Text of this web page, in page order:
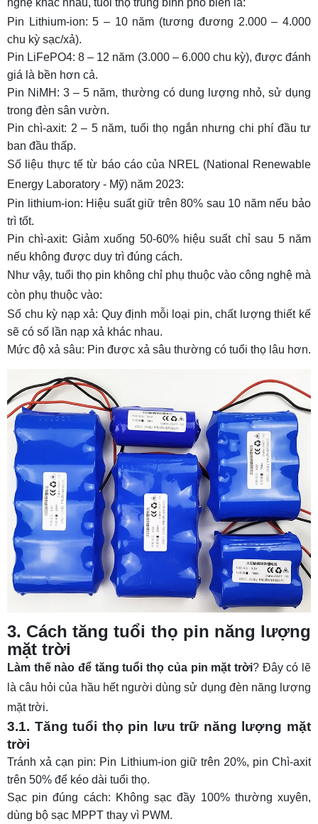
nghệ khác nhau, tuổi thọ trung bình phổ biến là:
Pin Lithium-ion: 5 – 10 năm (tương đương 2.000 – 4.000
chu kỳ sạc/xả).
Pin LiFePO4: 8 – 12 năm (3.000 – 6.000 chu kỳ), được đánh
giá là bền hơn cả.
Pin NiMH: 3 – 5 năm, thường có dung lượng nhỏ, sử dụng
trong đèn sân vườn.
Pin chì-axit: 2 – 5 năm, tuổi thọ ngắn nhưng chi phí đầu tư
ban đầu thấp.
Số liệu thực tế từ báo cáo của NREL (National Renewable
Energy Laboratory - Mỹ) năm 2023:
Pin lithium-ion: Hiệu suất giữ trên 80% sau 10 năm nếu bảo
trì tốt.
Pin chì-axit: Giảm xuống 50-60% hiệu suất chỉ sau 5 năm
nếu không được duy trì đúng cách.
Như vậy, tuổi thọ pin không chỉ phụ thuộc vào công nghệ mà
còn phụ thuộc vào:
Số chu kỳ nạp xả: Quy định mỗi loại pin, chất lượng thiết kế
sẽ có số lần nạp xả khác nhau.
Mức độ xả sâu: Pin được xả sâu thường có tuổi thọ lâu hơn.
3. Cách tăng tuổi thọ pin năng lượng
mặt trời
Làm thế nào để tăng tuổi thọ của pin mặt trời? Đây có lẽ
là câu hỏi của hầu hết người dùng sử dụng đèn năng lượng
mặt trời.
3.1. Tăng tuổi thọ pin lưu trữ năng lượng mặt
trời
Tránh xả cạn pin: Pin Lithium-ion giữ trên 20%, pin Chì-axit
trên 50% để kéo dài tuổi thọ.
Sạc pin đúng cách: Không sạc đầy 100% thường xuyên,
dùng bộ sạc MPPT thay vì PWM.